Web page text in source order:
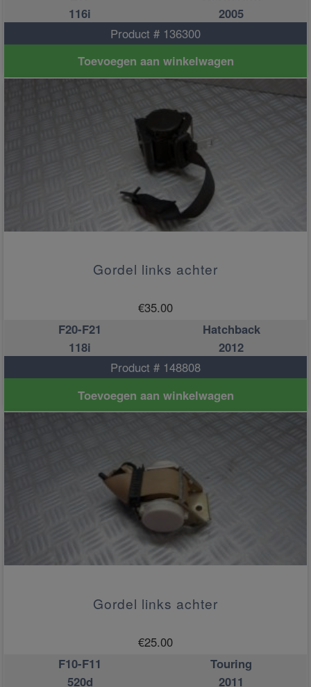
116i
2005
Product # 136300
Toevoegen aan winkelwagen
Gordel links achter
€35.00
F20-F21
Hatchback
118i
2012
Product # 148808
Toevoegen aan winkelwagen
Gordel links achter
€25.00
F10-F11
Touring
520d
2011